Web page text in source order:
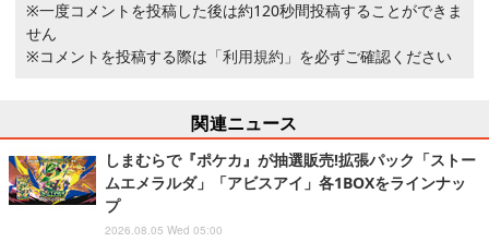
※一度コメントを投稿した後は約120秒間投稿することができま
せん
※コメントを投稿する際は 「利用規約」 を必ずご確認ください
関連ニュース
しまむらで『ポケカ』が抽選販売!拡張パック「ストー
ムエメラルダ」「アビスアイ」各1BOXをラインナッ
プ
2026.08.05 Wed 05:00